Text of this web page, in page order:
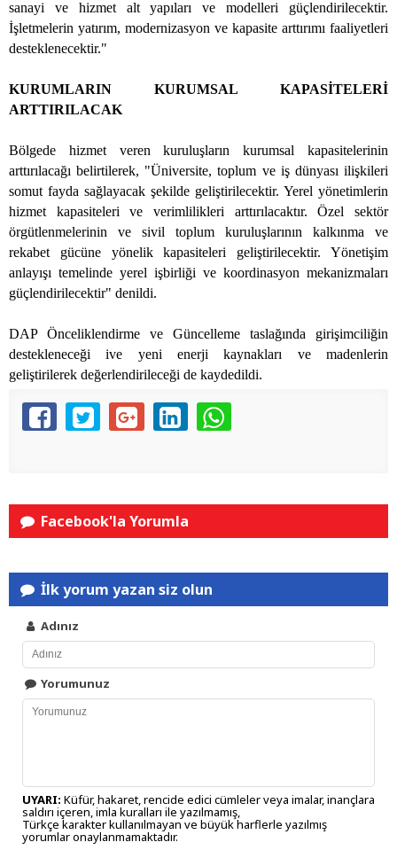
sanayi ve hizmet alt yapıları ve modelleri güçlendirilecektir.
İşletmelerin yatırım, modernizasyon ve kapasite arttırımı faaliyetleri
desteklenecektir."
KURUMLARIN KURUMSAL KAPASİTELERİ
ARTTIRILACAK
Bölgede hizmet veren kuruluşların kurumsal kapasitelerinin
arttırılacağı belirtilerek, "Üniversite, toplum ve iş dünyası ilişkileri
somut fayda sağlayacak şekilde geliştirilecektir. Yerel yönetimlerin
hizmet kapasiteleri ve verimlilikleri arttırılacaktır. Özel sektör
örgütlenmelerinin ve sivil toplum kuruluşlarının kalkınma ve
rekabet gücüne yönelik kapasiteleri geliştirilecektir. Yönetişim
anlayışı temelinde yerel işbirliği ve koordinasyon mekanizmaları
güçlendirilecektir" denildi.
DAP Önceliklendirme ve Güncelleme taslağında girişimciliğin
destekleneceği ive yeni enerji kaynakları ve madenlerin
geliştirilerek değerlendirileceği de kaydedildi.
Facebook'la Yorumla
İlk yorum yazan siz olun
Adınız
Yorumunuz
UYARI: Küfür, hakaret, rencide edici cümleler veya imalar, inançlara
saldırı içeren, imla kuralları ile yazılmamış,
Türkçe karakter kullanılmayan ve büyük harflerle yazılmış
yorumlar onaylanmamaktadır.